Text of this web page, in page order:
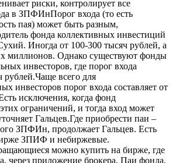
риски, контролирует все
в ЗПФИнПорог входа (то есть
пая) может быть разным,
фонда коллективных инвестиций
Иногда от 100-300 тысяч рублей, а
миллионов. Однако существуют фонды
инвесторов, где порог входа
рублей.Чаще всего для
инвесторов порог входа составляет от
исключения, когда фонд
ограничений, и тогда вход может
Гальцев.Где приобрести паи –
ЗПФИн, продолжает Гальцев. Есть
ЗПИФ и небиржевые.
можно купить на бирже, где
через приложение брокера. Паи фонда,